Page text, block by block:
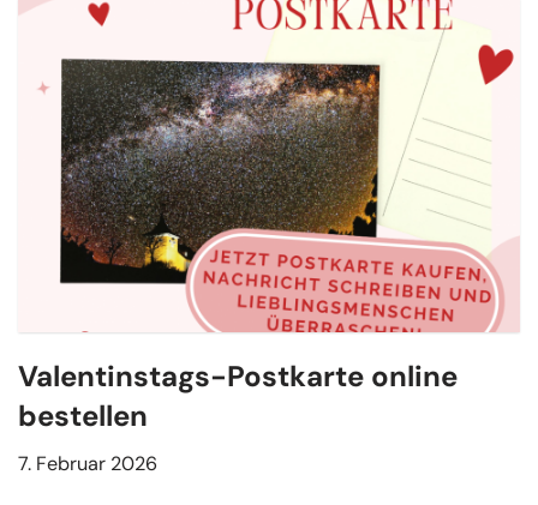
Valentinstags-Postkarte online
bestellen
7. Februar 2026